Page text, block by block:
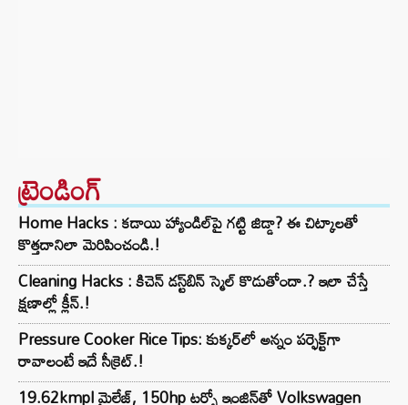
ట్రెండింగ్‌
Home Hacks : కడాయి హ్యాండిల్‌పై గట్టి జిడ్డా? ఈ చిట్కాలతో
కొత్తదానిలా మెరిపించండి.!
Cleaning Hacks : కిచెన్ డస్ట్‌బిన్ స్మెల్ కొడుతోందా.? ఇలా చేస్తే
క్షణాల్లో క్లీన్.!
Pressure Cooker Rice Tips: కుక్కర్‌లో అన్నం పర్ఫెక్ట్‌గా
రావాలంటే ఇదే సీక్రెట్.!
19.62kmpl మైలేజ్, 150hp టర్బో ఇంజిన్‌తో Volkswagen